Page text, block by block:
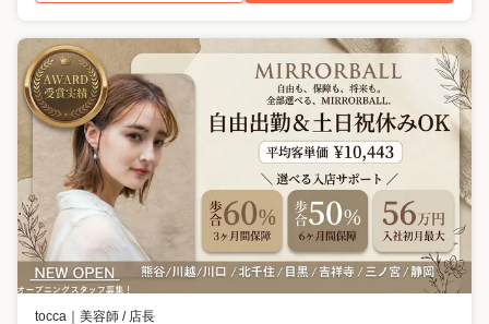
tocca ｜ 美容師 / 店長